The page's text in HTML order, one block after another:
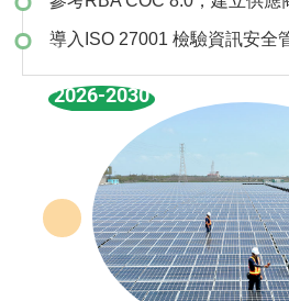
導入ISO 27001 檢驗資訊安全
2026-2030